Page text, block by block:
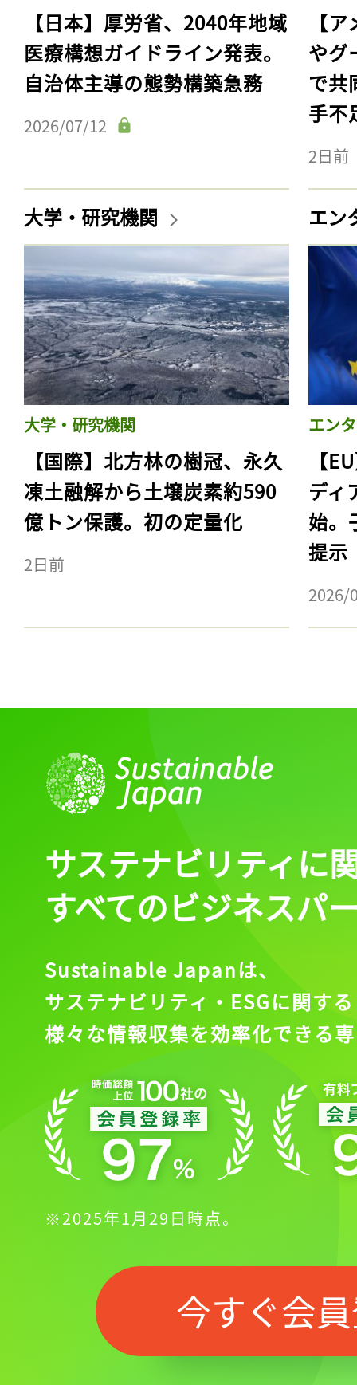
【日本】厚労省、2040年地域
医療構想ガイドライン発表。
自治体主導の態勢構築急務
2026/07/12
【
やグ
で共
手不
2日前
大学・研究機関
大学・研究機関
【国際】北方林の樹冠、永久
凍土融解から土壌炭素約590
億トン保護。初の定量化
2日前
エン
エン
【
ディ
始。
提示
2026/
サステナビリティに
すべてのビジネスパ
Sustainable Japanは、
サステナビリティ・ESGに関する
様々な情報収集を効率化できる
※2025年1月29日時点。
今すぐ会